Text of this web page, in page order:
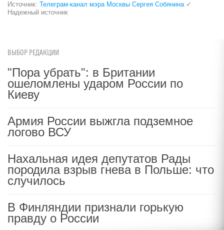
Источник: Телеграм-канал мэра Москвы Сергея Собянина✓
Надежный источник
ВЫБОР РЕДАКЦИИ
"Пора убрать": в Британии
ошеломлены ударом России по
Киеву
Армия России выжгла подземное
логово ВСУ
Нахальная идея депутатов Рады
породила взрыв гнева в Польше: что
случилось
В Финляндии признали горькую
правду о России